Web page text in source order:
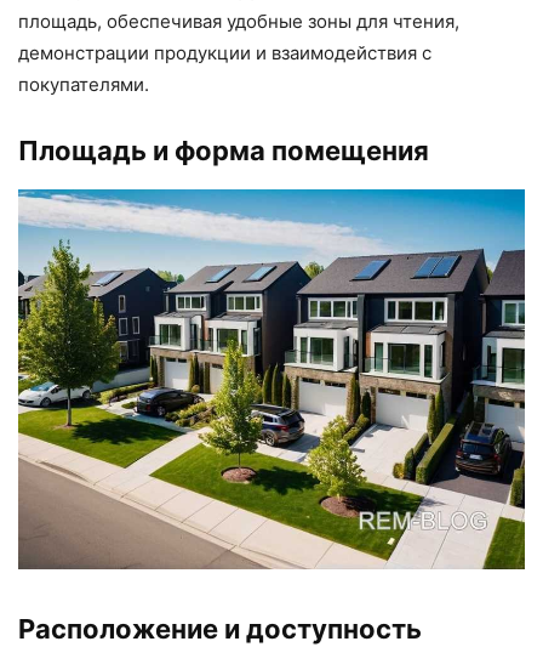
площадь, обеспечивая удобные зоны для чтения,
демонстрации продукции и взаимодействия с
покупателями.
Площадь и форма помещения
Расположение и доступность